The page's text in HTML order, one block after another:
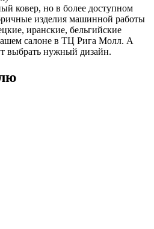
ковер, но в более доступном
изделия машинной работы
иранские, бельгийские
салоне в ТЦ Рига Молл. А
выбрать нужный дизайн.